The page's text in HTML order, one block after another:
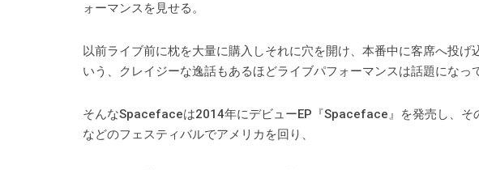
ォーマンスを見せる。
以前ライブ前に枕を大量に購入しそれに穴を開け、本番中に客席へ投げ
いう、クレイジーな逸話もあるほどライブパフォーマンスは話題になっ
そんなSpacefaceは2014年にデビューEP『Spaceface』を発売し、そ
などのフェスティバルでアメリカを回り、